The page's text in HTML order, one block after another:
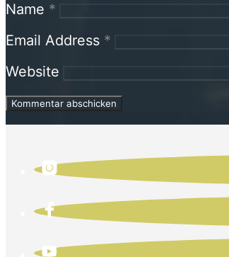
Name *
Email Address *
Website